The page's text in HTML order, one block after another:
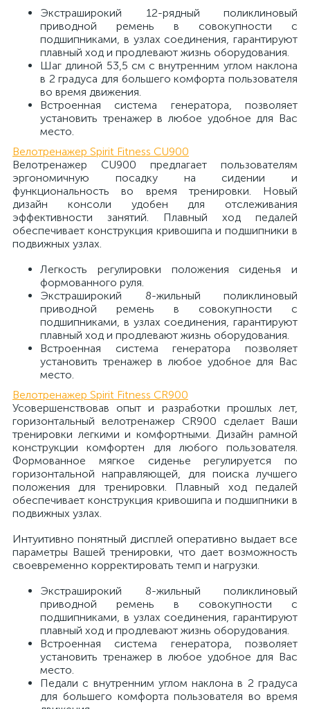
Экстраширокий 12-рядный поликлиновый
приводной ремень в совокупности с
подшипниками, в узлах соединения, гарантируют
плавный ход и продлевают жизнь оборудования.
Шаг длиной 53,5 см с внутренним углом наклона
в 2 градуса для большего комфорта пользователя
во время движения.
Встроенная система генератора, позволяет
установить тренажер в любое удобное для Вас
место.
Велотренажер Spirit Fitness CU900
Велотренажер CU900 предлагает пользователям
эргономичную посадку на сидении и
функциональность во время тренировки. Новый
дизайн консоли удобен для отслеживания
эффективности занятий. Плавный ход педалей
обеспечивает конструкция кривошипа и подшипники в
подвижных узлах.
Легкость регулировки положения сиденья и
формованного руля.
Экстраширокий 8-жильный поликлиновый
приводной ремень в совокупности с
подшипниками, в узлах соединения, гарантируют
плавный ход и продлевают жизнь оборудования.
Встроенная система генератора позволяет
установить тренажер в любое удобное для Вас
место.
Велотренажер Spirit Fitness CR900
Усовершенствовав опыт и разработки прошлых лет,
горизонтальный велотренажер CR900 сделает Ваши
тренировки легкими и комфортными. Дизайн рамной
конструкции комфортен для любого пользователя.
Формованное мягкое сиденье регулируется по
горизонтальной направляющей, для поиска лучшего
положения для тренировки. Плавный ход педалей
обеспечивает конструкция кривошипа и подшипники в
подвижных узлах.
Интуитивно понятный дисплей оперативно выдает все
параметры Вашей тренировки, что дает возможность
своевременно корректировать темп и нагрузки.
Экстраширокий 8-жильный поликлиновый
приводной ремень в совокупности с
подшипниками, в узлах соединения, гарантируют
плавный ход и продлевают жизнь оборудования.
Встроенная система генератора, позволяет
установить тренажер в любое удобное для Вас
место.
Педали с внутренним углом наклона в 2 градуса
для большего комфорта пользователя во время